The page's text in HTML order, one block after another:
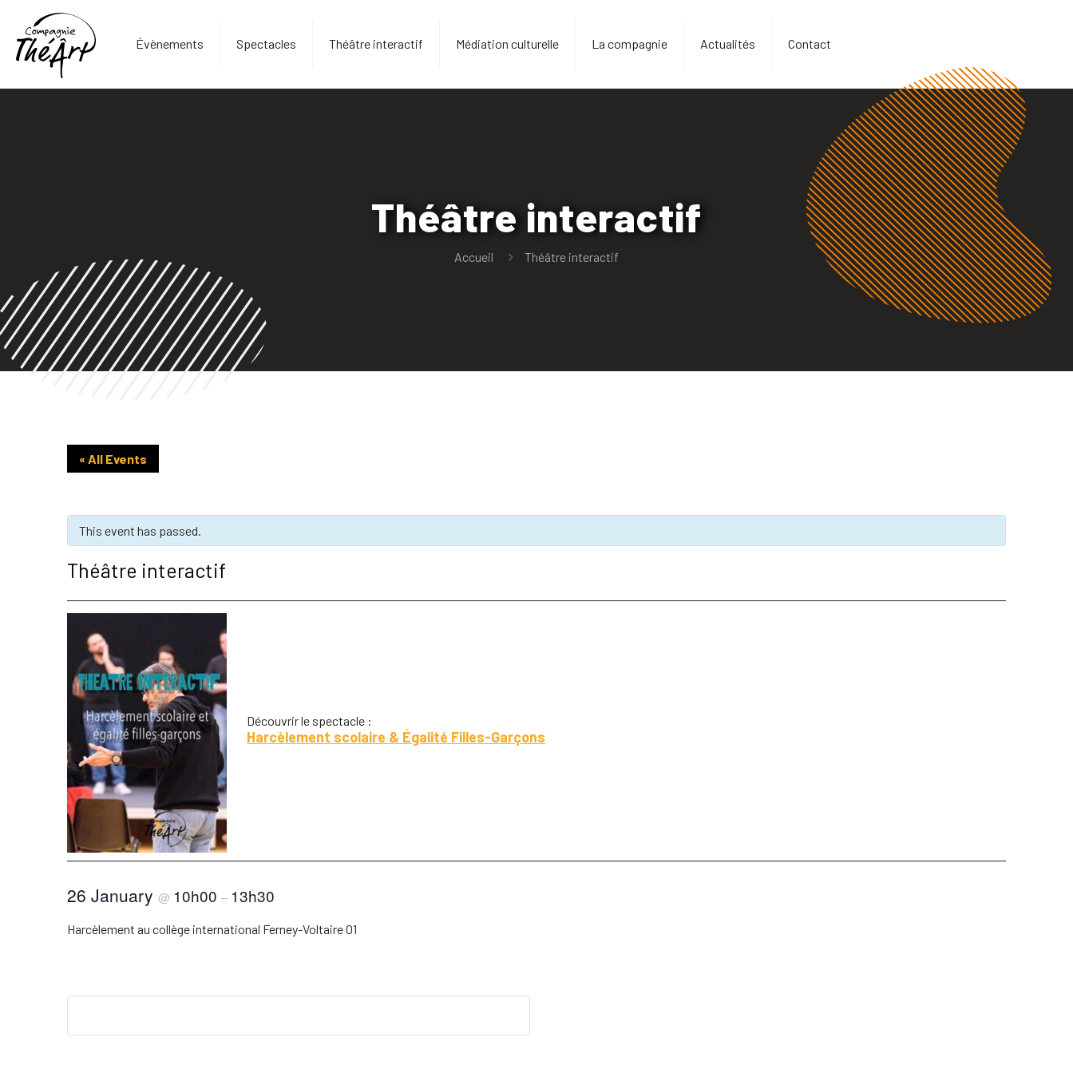
Évènements Spectacles Théâtre interactif Médiation culturelle La compagnie Actualités Contact
Théâtre interactif
Accueil Théâtre interactif
« All Events
This event has passed.
Théâtre interactif
Découvrir le spectacle :
Harcèlement scolaire & Égalité Filles-Garçons
26 January @ 10h00 – 13h30
Harcèlement au collège international Ferney-Voltaire 01